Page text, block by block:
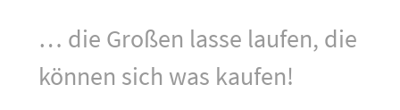
… die Großen lasse laufen, die
können sich was kaufen!